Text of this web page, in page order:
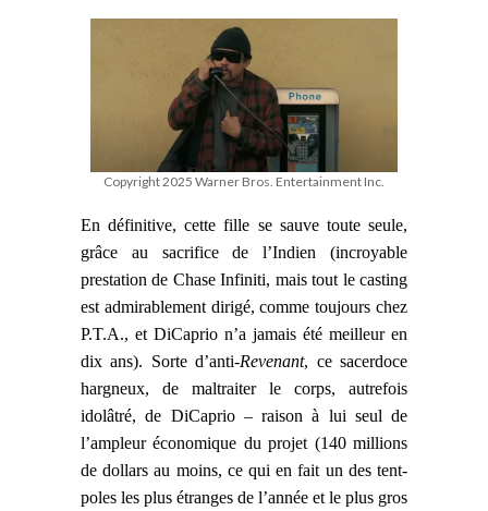
Copyright 2025 Warner Bros. Entertainment Inc.
En définitive, cette fille se sauve toute seule,
grâce au sacrifice de l’Indien (incroyable
prestation de Chase Infiniti, mais tout le casting
est admirablement dirigé, comme toujours chez
P.T.A., et DiCaprio n’a jamais été meilleur en
dix ans). Sorte d’anti-Revenant, ce sacerdoce
hargneux, de maltraiterle corps, autrefois
idolâtré, de DiCaprio – raison à lui seul de
l’ampleur économique du projet (140 millions
de dollars au moins, ce qui en fait un des tent-
poles les plus étranges de l’année et le plus gros